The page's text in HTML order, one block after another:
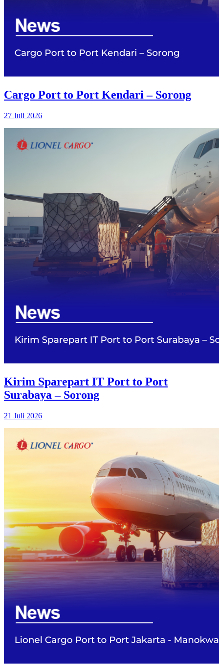
Cargo Port to Port Kendari – Sorong
27 Juli 2026
Kirim Sparepart IT Port to Port
Surabaya – Sorong
21 Juli 2026